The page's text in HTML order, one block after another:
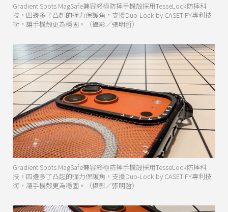
Gradient Spots MagSafe兼容終極防摔手機殻採用TesseLock防摔科
技，四邊多了凸起的彈力保護角，支援Duo-Lock by CASETiFY專利技
術，讓手機殼更為穩固。（攝影／張明哲）
Gradient Spots MagSafe兼容終極防摔手機殻採用TesseLock防摔科
技，四邊多了凸起的彈力保護角，支援Duo-Lock by CASETiFY專利技
術，讓手機殼更為穩固。（攝影／張明哲）